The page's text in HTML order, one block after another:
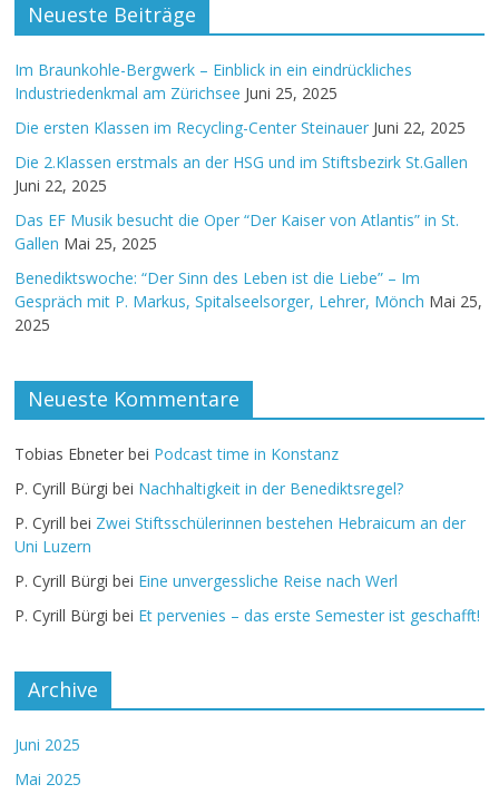
Neueste Beiträge
Im Braunkohle-Bergwerk – Einblick in ein eindrückliches
Industriedenkmal am Zürichsee Juni 25, 2025
Die ersten Klassen im Recycling-Center Steinauer Juni 22, 2025
Die 2.Klassen erstmals an der HSG und im Stiftsbezirk St.Gallen
Juni 22, 2025
Das EF Musik besucht die Oper “Der Kaiser von Atlantis” in St.
Gallen Mai 25, 2025
Benediktswoche: “Der Sinn des Leben ist die Liebe” – Im
Gespräch mit P. Markus, Spitalseelsorger, Lehrer, Mönch Mai 25,
2025
Neueste Kommentare
Tobias Ebneter bei Podcast time in Konstanz
P. Cyrill Bürgi bei Nachhaltigkeit in der Benediktsregel?
P. Cyrill bei Zwei Stiftsschülerinnen bestehen Hebraicum an der
Uni Luzern
P. Cyrill Bürgi bei Eine unvergessliche Reise nach Werl
P. Cyrill Bürgi bei Et pervenies – das erste Semester ist geschafft!
Archive
Juni 2025
Mai 2025